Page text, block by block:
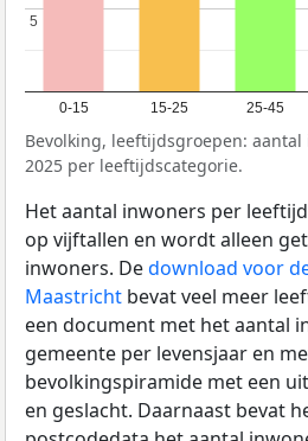
0-15 15-25 25-45
5
5
Bevolking, leeftijdsgroepen:
2025 per leeftijdscategorie.
Het aantal inwoners per
op vijftallen en wordt alleen
inwoners. Dedownload voor
Maastricht bevat veel meer
een document met het aantal
gemeente per levensjaar en
bevolkingspiramide met een
en geslacht. Daarnaast bevat